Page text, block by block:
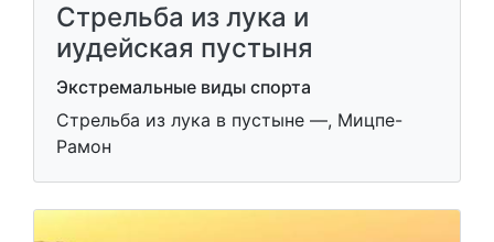
Стрельба из лука и
иудейская пустыня
Экстремальные виды спорта
Стрельба из лука в пустыне —, Мицпе-
Рамон